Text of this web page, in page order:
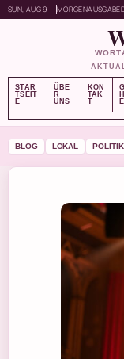
SUN, AUG 9 MORGENAUSGABE
STAR
TSEIT
E
ÜBE
R
UNS
KON
TAK
T
E
BLOG LOKAL POLITIK